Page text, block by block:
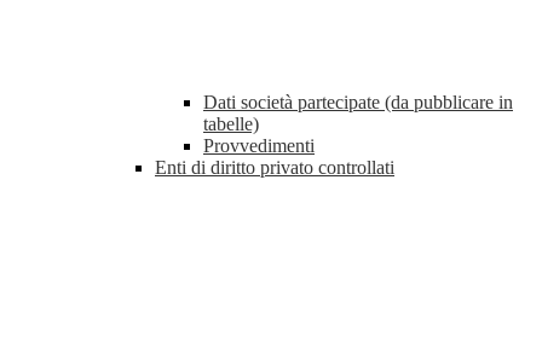
Dati società partecipate (da pubblicare in
tabelle)
Provvedimenti
Enti di diritto privato controllati